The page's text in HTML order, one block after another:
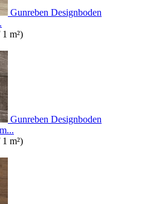
Gunreben Designboden
m²)
Gunreben Designboden
m²)